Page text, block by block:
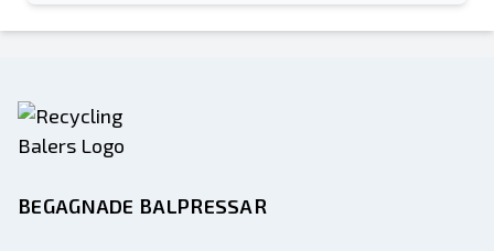
BEGAGNADE BALPRESSAR